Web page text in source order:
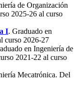
de Organización
2025-26 al curso
I. Graduado en
curso 2026-27
en Ingeniería de
2021-22 al curso
Mecatrónica. Del